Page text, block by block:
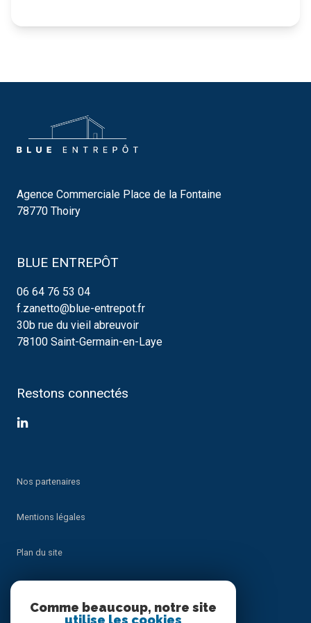
Agence Commerciale Place de la Fontaine
78770 Thoiry
BLUE ENTREPÔT
06 64 76 53 04
f.zanetto@blue-entrepot.fr
30b rue du vieil abreuvoir
78100 Saint-Germain-en-Laye
Restons connectés
Nos partenaires
Mentions légales
Plan du site
Comme beaucoup, notre site
utilise les cookies